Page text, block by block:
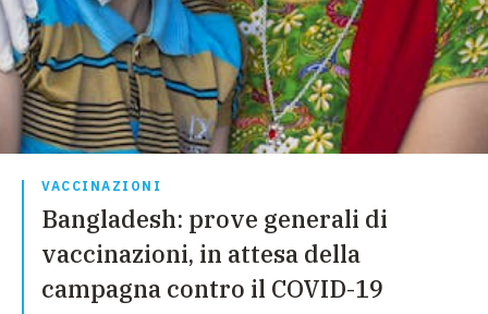
VACCINAZIONI
Bangladesh: prove generali di
vaccinazioni, in attesa della
campagna contro il COVID-19